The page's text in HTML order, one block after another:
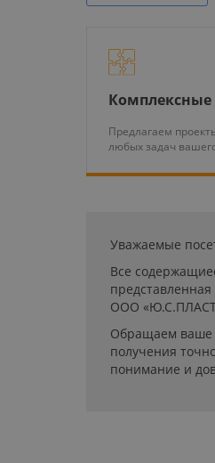
Предлагаем
любых задач
Уважаемые
Все
ООО
Обращаем ваше
получения
понимание и